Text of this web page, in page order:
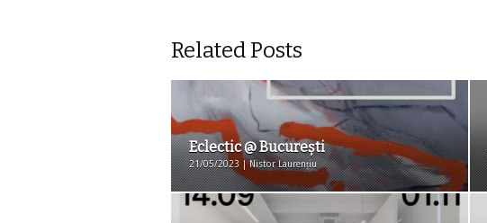
Related Posts
Eclectic @ Bucureşti
21/05/2023 | Nistor Laurențiu